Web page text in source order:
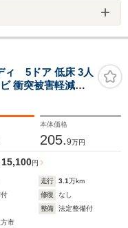
ィ 5ドア 低床 3人
衝突被害軽減シ
コン パワーウ
ドア キーレスエ
本体価格
205.9万円
15,100円
走行 3.1万km
修復
なし
整備
法定整備付
市